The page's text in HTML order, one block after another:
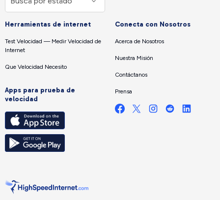
Herramientas de internet
Test Velocidad — Medir Velocidad de
Internet
Que Velocidad Necesito
Apps para prueba de
velocidad
Conecta con Nosotros
Acerca de Nosotros
Nuestra Misión
Contáctanos
Prensa